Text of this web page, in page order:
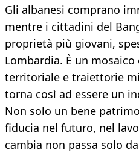
Gli albanesi comprano
mentre i cittadini del
proprietà più giovani,
Lombardia. È un
territoriale e traiettorie
torna così ad essere un
Non solo un bene
fiducia nel futuro, nel
cambia non passa solo